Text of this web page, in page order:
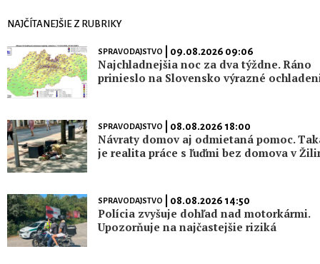
NAJČÍTANEJŠIE Z RUBRIKY
SPRAVODAJSTVO | 09.08.2026 09:06
Najchladnejšia noc za dva týždne. Ráno
prinieslo na Slovensko výrazné
SPRAVODAJSTVO | 08.08.2026 18:00
Návraty domov aj odmietaná pomoc.
je realita práce s ľuďmi bez domova v
SPRAVODAJSTVO | 08.08.2026 14:50
Polícia zvyšuje dohľad nad motorkármi.
Upozorňuje na najčastejšie riziká